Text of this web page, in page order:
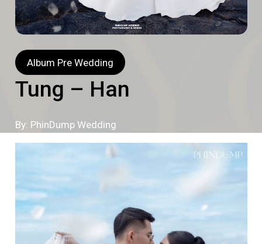
Album Pre Wedding
Tung – Han
By: PhinDump Wedding